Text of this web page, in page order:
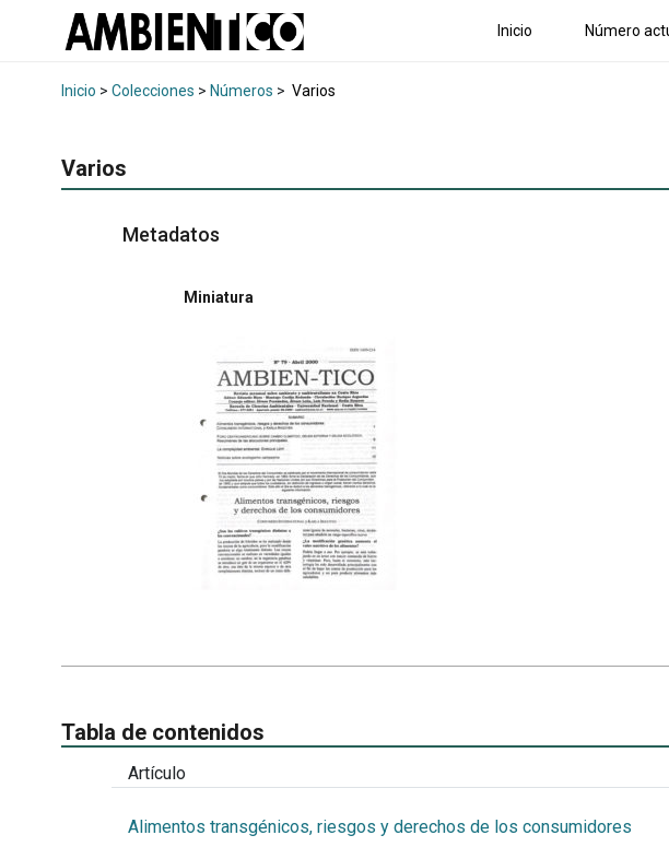
Inicio Número
Inicio > Colecciones > Números > Varios
Varios
Metadatos
Miniatura
Tabla de contenidos
Artículo
Alimentos transgénicos, riesgos y derechos de los consumidores